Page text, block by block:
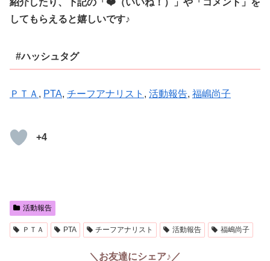
紹介したり、下記の「❤️（いいね！）」や「コメント」を
してもらえると嬉しいです♪
#ハッシュタグ
ＰＴＡ , PTA, チーフアナリスト , 活動報告, 福嶋尚子
+4
活動報告
ＰＴＡ PTA チーフアナリスト 活動報告 福嶋尚子
＼お友達にシェア♪／